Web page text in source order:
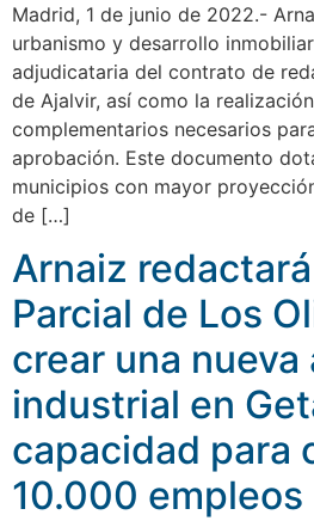
Madrid, 1 de junio de 2022.-
urbanismo y desarrollo
adjudicataria del contrato de
de Ajalvir, así como la
complementarios necesarios
aprobación. Este documento
municipios con mayor
de […]
Arnaiz
Parcial de Los
crear una nueva
industrial en
capacidad para
10.000 empleos